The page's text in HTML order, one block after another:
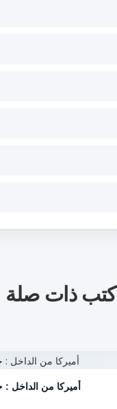
كتب ذات صلة
أميركا من